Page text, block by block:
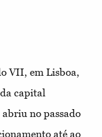
VII, em Lisboa,
capital
no passado
até ao